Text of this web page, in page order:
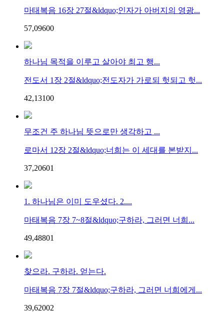
마태복음 16장 27절&ldquo;인자가 아버지의 영광...
57,09600
하나님 목적을 이루고 살아야 최고 행...
전도서 1장 2절&ldquo;전도자가 가로되 헛되고 헛...
42,13100
무조건 주 하나님 뜻으로만 생각하고 ...
로마서 12장 2절&ldquo;너희는 이 세대를 본받지...
37,20601
1. 하나님은 이미 도우셨다. 2....
마태복음 7장 7~8절&ldquo;구하라, 그러면 너희...
49,48801
찾으라. 구하라. 얻는다.
마태복음 7장 7절&ldquo;구하라, 그러면 너희에게...
39,62002